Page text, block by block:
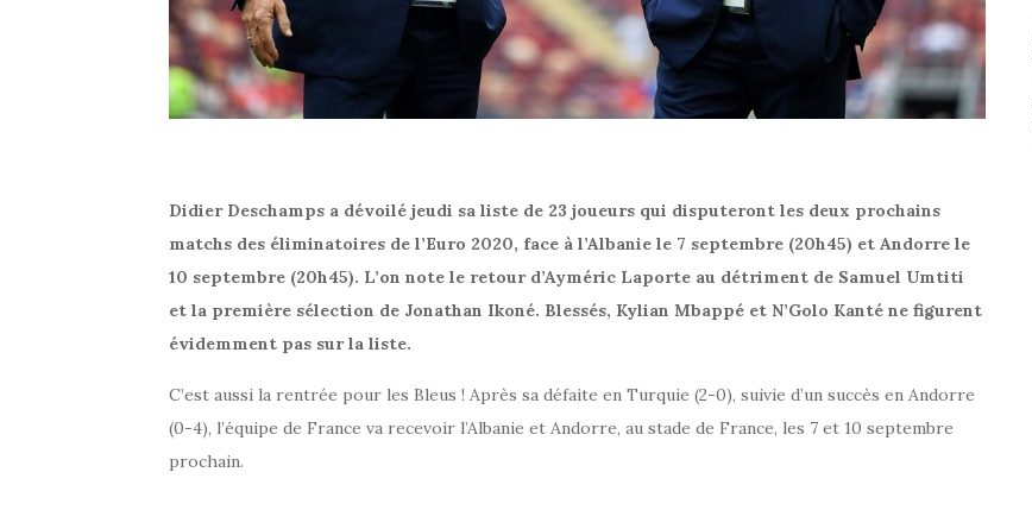
Didier Deschamps a dévoilé jeudi sa liste de 23 joueurs qui disputeront les deux prochains
matchs des éliminatoires de l’Euro 2020, face à l’Albanie le 7 septembre (20h45) et Andorre le
10 septembre (20h45). L’on note le retour d’Ayméric Laporte au détriment de Samuel Umtiti
et la première sélection de Jonathan Ikoné. Blessés, Kylian Mbappé et N’Golo Kanté ne figurent
évidemment pas sur la liste.
C’est aussi la rentrée pour les Bleus ! Après sa défaite en Turquie (2-0), suivie d’un succès en Andorre
(0-4), l’équipe de France va recevoir l’Albanie et Andorre, au stade de France, les 7 et 10 septembre
prochain.